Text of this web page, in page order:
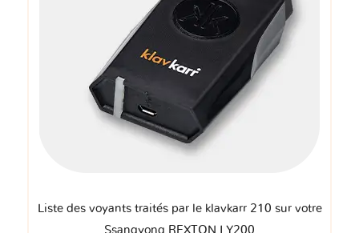
Liste des voyants traités par le klavkarr 210 sur votre
Ssangyong REXTON I Y200